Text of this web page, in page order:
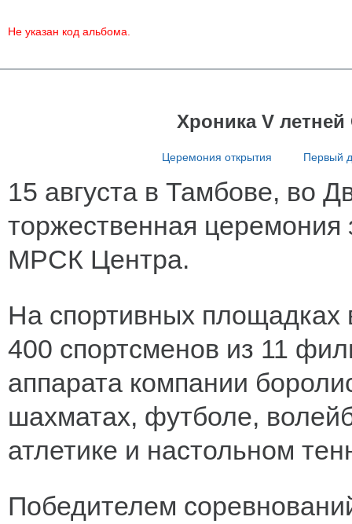
Не указан код альбома.
Хроника V
Церемония открытия Первый
15 августа в Тамбове, во
торжественная
МРСК Центра.
На спортивных площадках
400 спортсменов из 11
аппарата компании
шахматах, футболе,
атлетике и настольном
Победителем